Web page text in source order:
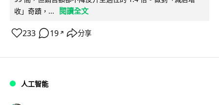
收」奇蹟，...
閱讀全文
233 19 ↗ 分享
人工智能